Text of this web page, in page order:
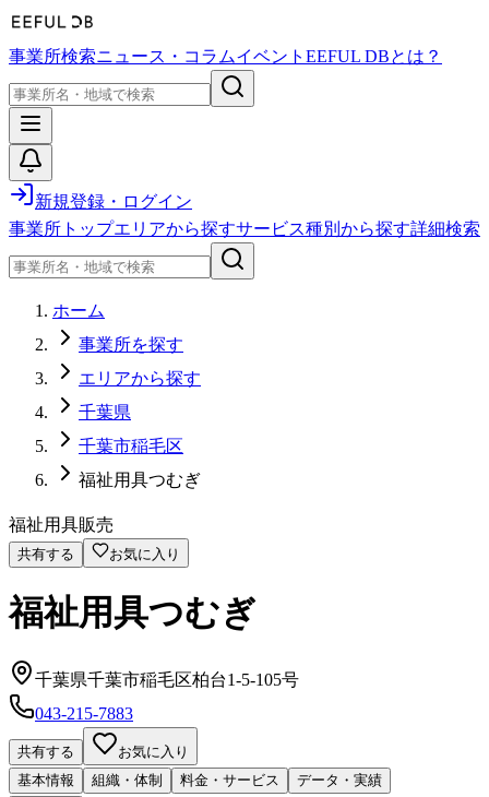
事業所検索ニュース・コラムイベント EEFUL DBとは？
新規登録・ログイン
事業所トップエリアから探すサービス種別から探す詳細検索
ホーム
事業所を探す
エリアから探す
千葉県
千葉市稲毛区
福祉用具つむぎ
福祉用具販売
共有する お気に入り
福祉用具つむぎ
千葉県千葉市稲毛区柏台1-5-105号
043-215-7883
共有する
お気に入り
基本情報
組織・体制 料金・サービス
データ・実績